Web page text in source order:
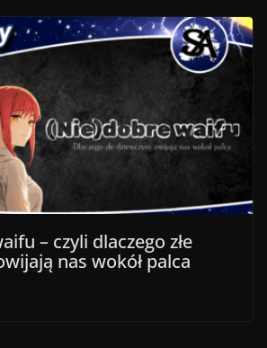
– czyli dlaczego złe
nas wokół palca